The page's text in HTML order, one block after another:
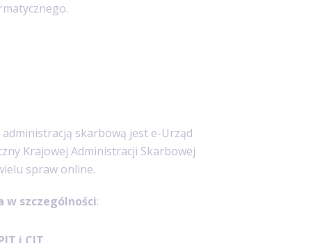
skarbową jest e-Urząd
Krajowej Administracji Skarbowej
spraw online.
w szczególności: